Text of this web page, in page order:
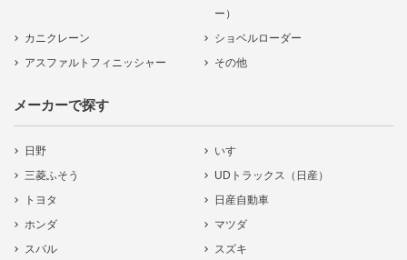
ー）
カニクレーン
ショベルローダー
アスファルトフィニッシャー
その他
メーカーで探す
日野
いすゞ
三菱ふそう
UDトラックス（日産）
トヨタ
日産自動車
ホンダ
マツダ
スバル
スズキ